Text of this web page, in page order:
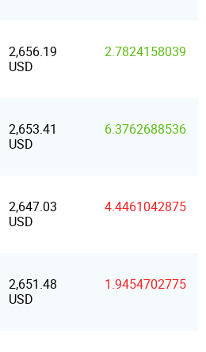
2,656.19
USD
2.7824158039
2,653.41
USD
6.3762688536
2,647.03
USD
4.4461042875
2,651.48
USD
1.9454702775